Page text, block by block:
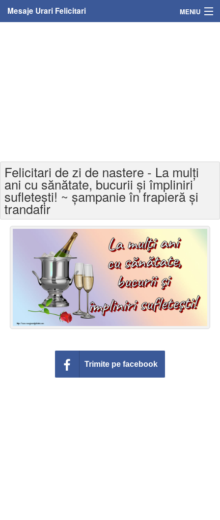
Mesaje Urari Felicitari MENIU
Felicitari varsta
Felicitari zilele anului
Felicitari zile saptamana
Felicitari muzicale
Felicitari muzicale personalizate
Felicitari animate
Invitatii personalizate
Felicitari de zi de nastere - La mulți
ani cu sănătate, bucurii și împliniri
sufletești! ~ șampanie în frapieră și
trandafir
Trimite pe facebook